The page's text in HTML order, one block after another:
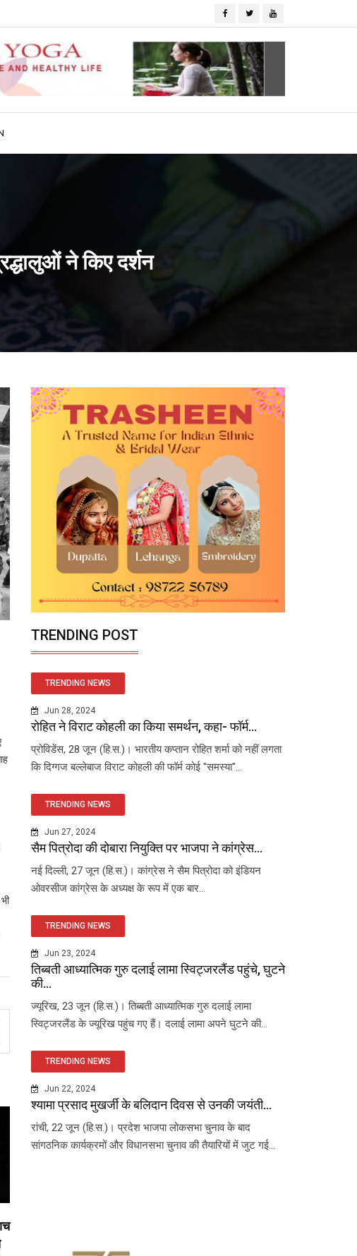
ने किए दर्शन
TRENDING POST
TRENDING NEWS
Jun 28, 2024
रोहित ने विराट कोहली का किया समर्थन, कहा- फॉर्म...
प्रोविडेंस, 28 जून (हि.स.)। भारतीय कप्तान रोहित शर्मा को नहीं लगता
कि दिग्गज बल्लेबाज विराट कोहली की फॉर्म कोई "समस्या"...
TRENDING NEWS
Jun 27, 2024
सैम पित्रोदा की दोबारा नियुक्ति पर भाजपा ने कांग्रेस...
नई दिल्ली, 27 जून (हि.स.)। कांग्रेस ने सैम पित्रोदा को इंडियन
ओवरसीज कांग्रेस के अध्यक्ष के रूप में एक बार...
TRENDING NEWS
Jun 23, 2024
तिब्बती आध्यात्मिक गुरु दलाई लामा स्विट्जरलैंड पहुंचे, घुटने
की...
ज्यूरिख, 23 जून (हि.स.)। तिब्बती आध्यात्मिक गुरु दलाई लामा
स्विट्जरलैंड के ज्यूरिख पहुंच गए हैं। दलाई लामा अपने घुटने की...
TRENDING NEWS
Jun 22, 2024
श्यामा प्रसाद मुखर्जी के बलिदान दिवस से उनकी जयंती...
रांची, 22 जून (हि.स.)। प्रदेश भाजपा लोकसभा चुनाव के बाद
सांगठनिक कार्यक्रमों और विधानसभा चुनाव की तैयारियों में जुट गई...